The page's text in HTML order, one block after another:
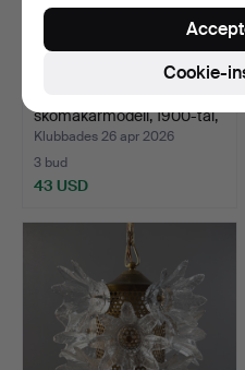
skomakarmodell, 1900-tal,
höj/sä…
Klubbades 26 apr 2026
3 bud
43 USD
Cookie-